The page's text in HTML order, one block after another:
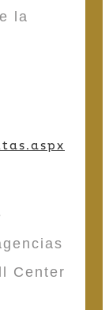
la
Center